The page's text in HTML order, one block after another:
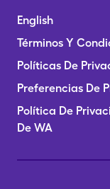
English
Términos Y
Políticas De
Preferencias De
Política De
De WA